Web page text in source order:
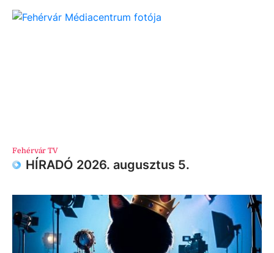
Fehérvár TV
HÍRADÓ 2026. augusztus 5.